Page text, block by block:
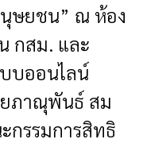
ษยชน” ณ ห้อง
กสม. และ
บออนไลน์
ภาณุพันธ์ สม
กรรมการสิทธิ